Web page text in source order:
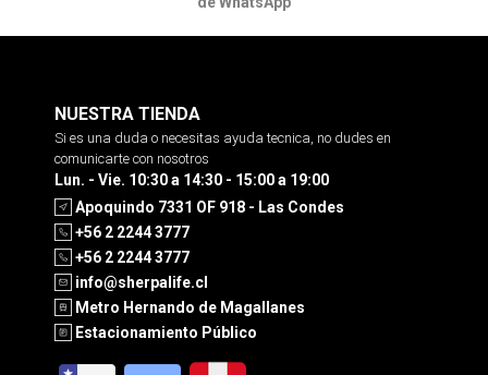
NUESTRA TIENDA
Si es una duda o necesitas ayuda tecnica, no dudes en
comunicarte con nosotros
Lun. - Vie. 10:30 a 14:30 - 15:00 a 19:00
Apoquindo 7331 OF 918 - Las Condes
+56 2 2244 3777
+56 2 2244 3777
info@sherpalife.cl
Metro Hernando de Magallanes
Estacionamiento Público